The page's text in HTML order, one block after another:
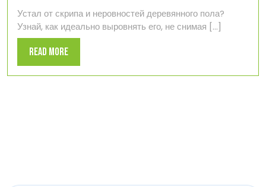
пол
не
Устал от скрипа и неровностей деревянного пола?
Узнай, как идеально выровнять его, не снимая [...]
Read MoreRead
More